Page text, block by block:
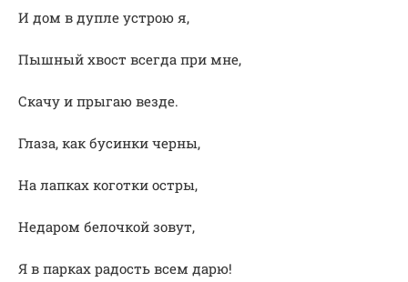
И дом в дупле устрою я,
Пышный хвост всегда при мне,
Скачу и прыгаю везде.
Глаза, как бусинки черны,
На лапках коготки остры,
Недаром белочкой зовут,
Я в парках радость всем дарю!